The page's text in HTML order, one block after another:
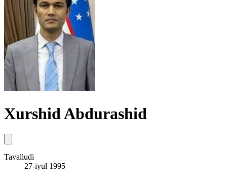
Xurshid Abdurashid
Tavalludi
27-iyul 1995